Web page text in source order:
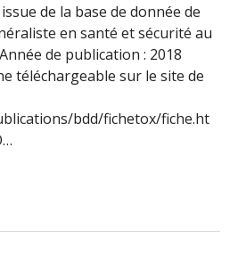
de la base de donnée de
en santé et sécurité au
de publication : 2018
téléchargeable sur le site de
bdd/fichetox/fiche.ht